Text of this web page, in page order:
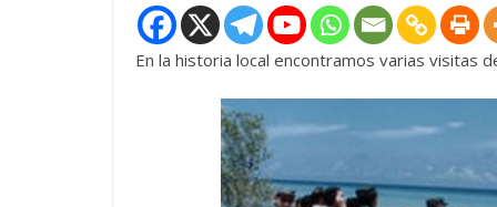
En la historia local encontramos varias visitas